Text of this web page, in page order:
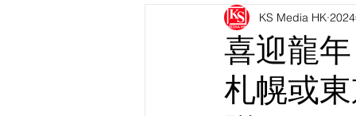
喜迎龍
札幌或
KS Media HK